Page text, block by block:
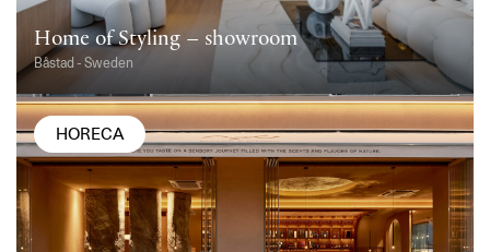
Home of Styling – showroom
Båstad - Sweden
HORECA